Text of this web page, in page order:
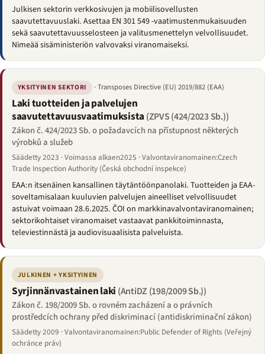
Julkisen sektorin verkkosivujen ja mobiilisovellusten
saavutettavuuslaki. Asettaa EN 301 549 -vaatimustenmukaisuuden
sekä saavutettavuusselosteen ja valitusmenettelyn velvollisuudet.
Nimeää sisäministeriön valvovaksi viranomaiseksi.
YKSITYINEN SEKTORI · Transposes Directive (EU) 2019/882 (EAA)
Laki tuotteiden ja palvelujen
saavutettavuusvaatimuksista (ZPVS (424/2023 Sb.))
Zákon č. 424/2023 Sb. o požadavcích na přístupnost některých
výrobků a služeb
Säädetty 2023 · Voimassa alkaen2025 · Valvontaviranomainen:Czech
Trade Inspection Authority (Česká obchodní inspekce)
EAA:n itsenäinen kansallinen täytäntöönpanolaki. Tuotteiden ja EAA-
soveltamisalaan kuuluvien palvelujen aineelliset velvollisuudet
astuivat voimaan 28.6.2025. ČOI on markkinavalvontaviranomainen;
sektorikohtaiset viranomaiset vastaavat pankkitoiminnasta,
televiestinnästä ja audiovisuaalisista palveluista.
JULKINEN + YKSITYINEN
Syrjinnänvastainen laki (AntiDZ (198/2009 Sb.))
Zákon č. 198/2009 Sb. o rovném zacházení a o právních
prostředcích ochrany před diskriminací (antidiskriminační zákon)
Säädetty 2009 · Valvontaviranomainen:Public Defender of Rights (Veřejný
ochránce práv)